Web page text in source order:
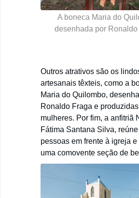
A boneca Maria do
desenhada por Ronaldo
Outros atrativos são os
artesanais têxteis, como a
Maria do Quilombo,
Ronaldo Fraga e
mulheres. Por fim, a anfitriã
Fátima Santana Silva,
pessoas em frente à igreja e
uma comovente seção de